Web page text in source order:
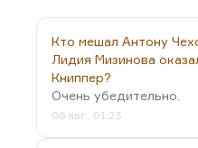
картинах, когда уже
Монтана, уже далеко за
ней, по-моему, и
благородство. Это к
человек в старости.
Кто мешал Антону
Лидия Мизинова
Книппер?
Очень убедительно.
06 авг., 01:23